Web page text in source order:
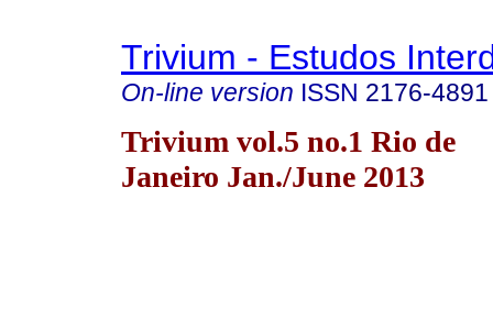
Trivium - Estudos
On-line version ISSN 2176-4891
Trivium vol.5 no.1 Rio de
Janeiro Jan./June 2013